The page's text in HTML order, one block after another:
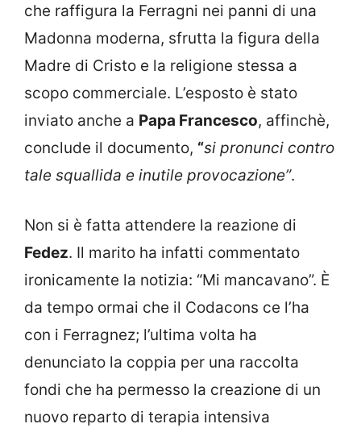
che raffigura la Ferragni nei panni di una
Madonna moderna, sfrutta la figura della
Madre di Cristo e la religione stessa a
scopo commerciale. L’esposto è stato
inviato anche a Papa Francesco, affinchè,
conclude il documento, “si pronunci contro
tale squallida e inutile provocazione”.
Non si è fatta attendere la reazione di
Fedez. Il marito ha infatti commentato
ironicamente la notizia: “Mi mancavano”. È
da tempo ormai che il Codacons ce l’ha
con i Ferragnez; l’ultima volta ha
denunciato la coppia per una raccolta
fondi che ha permesso la creazione di un
nuovo reparto di terapia intensiva